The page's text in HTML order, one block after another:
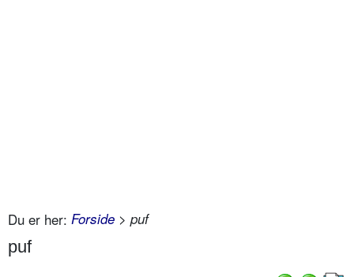
Du er her: Forside > puf
puf